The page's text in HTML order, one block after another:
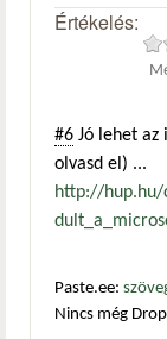
Értékelés:
#6 Jó lehet az
olvasd el) ...
http://hup.hu/
Paste.ee:
Nincs még